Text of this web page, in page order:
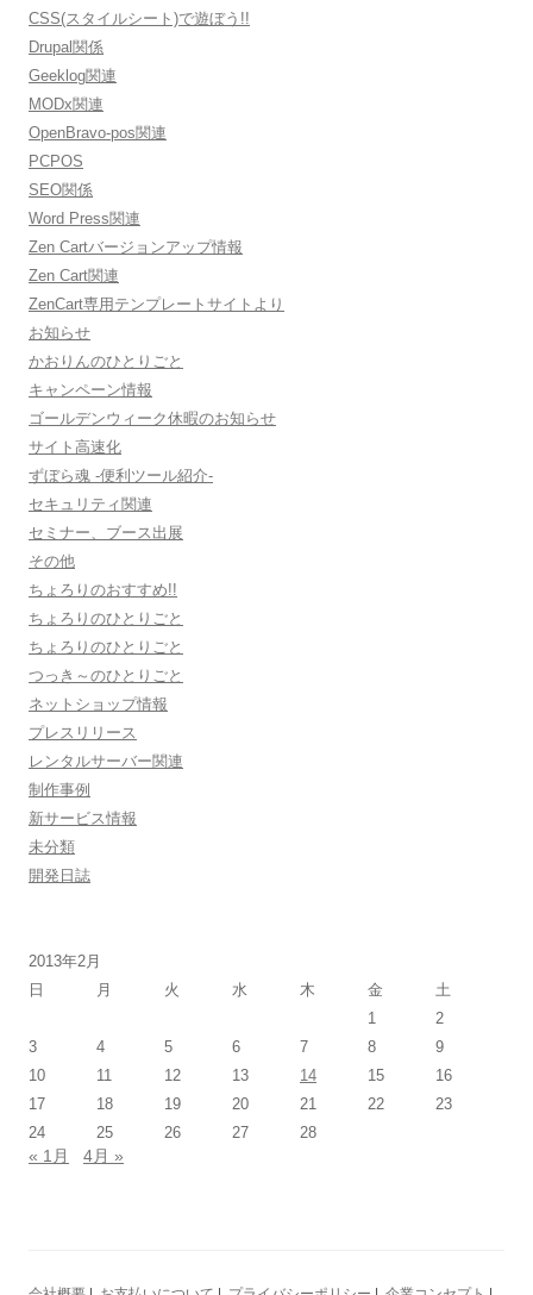
CSS(スタイルシート)で遊ぼう!!
Drupal関係
Geeklog関連
MODx関連
OpenBravo-pos関連
PCPOS
SEO関係
Word Press関連
Zen Cartバージョンアップ情報
Zen Cart関連
ZenCart専用テンプレートサイトより
お知らせ
かおりんのひとりごと
キャンペーン情報
ゴールデンウィーク休暇のお知らせ
サイト高速化
ずぼら魂 -便利ツール紹介-
セキュリティ関連
セミナー、ブース出展
その他
ちょろりのおすすめ!!
ちょろりのひとりごと
ちょろりのひとりごと
つっき～のひとりごと
ネットショップ情報
プレスリリース
レンタルサーバー関連
制作事例
新サービス情報
未分類
開発日誌
2013年2月
日
月 火 水 木 金
土
1
2
3
4 5 6 7 8
9
10
11 12 13 14 15
16
17
18 19 20 21 22
23
24
25 26 27 28
« 1月 4月 »